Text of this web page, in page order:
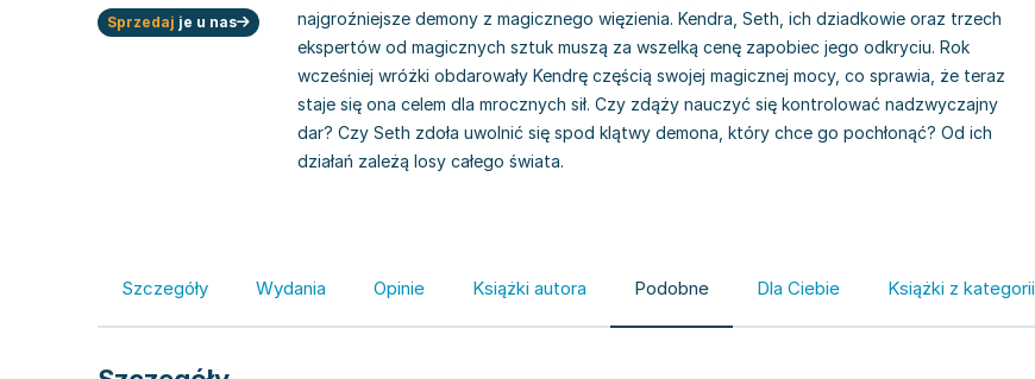
Sprzedaj je u nas
najgroźniejsze demony z magicznego więzienia. Kendra, Seth, ich dziadkowie oraz trzech
ekspertów od magicznych sztuk muszą za wszelką cenę zapobiec jego odkryciu. Rok
wcześniej wróżki obdarowały Kendrę częścią swojej magicznej mocy, co sprawia, że teraz
staje się ona celem dla mrocznych sił. Czy zdąży nauczyć się kontrolować nadzwyczajny
dar? Czy Seth zdoła uwolnić się spod klątwy demona, który chce go pochłonąć? Od ich
działań zależą losy całego świata.
Szczegóły Wydania Opinie Książki autora Podobne Dla Ciebie Książki z kategorii